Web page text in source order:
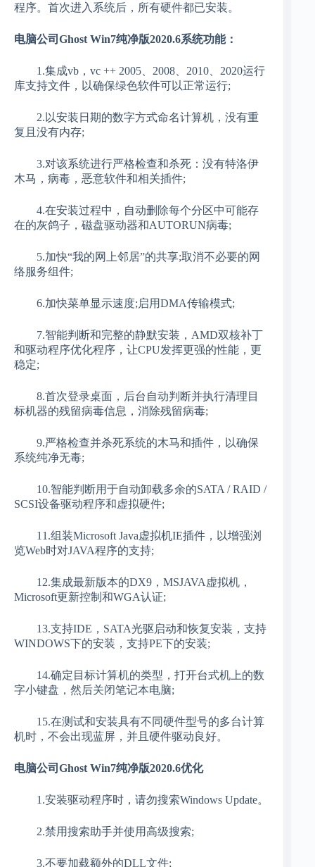
程序。首次进入系统后，所有硬件都已安装。
电脑公司Ghost Win7纯净版2020.6系统功能：
1.集成vb，vc ++ 2005、2008、2010、2020运行
库支持文件，以确保绿色软件可以正常运行;
2.以安装日期的数字方式命名计算机，没有重
复且没有内存;
3.对该系统进行严格检查和杀死：没有特洛伊
木马，病毒，恶意软件和相关插件;
4.在安装过程中，自动删除每个分区中可能存
在的灰鸽子，磁盘驱动器和AUTORUN病毒;
5.加快“我的网上邻居”的共享;取消不必要的网
络服务组件;
6.加快菜单显示速度;启用DMA传输模式;
7.智能判断和完整的静默安装，AMD双核补丁
和驱动程序优化程序，让CPU发挥更强的性能，更
稳定;
8.首次登录桌面，后台自动判断并执行清理目
标机器的残留病毒信息，消除残留病毒;
9.严格检查并杀死系统的木马和插件，以确保
系统纯净无毒;
10.智能判断用于自动卸载多余的SATA / RAID /
SCSI设备驱动程序和虚拟硬件;
11.组装Microsoft Java虚拟机IE插件，以增强浏
览Web时对JAVA程序的支持;
12.集成最新版本的DX9，MSJAVA虚拟机，
Microsoft更新控制和WGA认证;
13.支持IDE，SATA光驱启动和恢复安装，支持
WINDOWS下的安装，支持PE下的安装;
14.确定目标计算机的类型，打开台式机上的数
字小键盘，然后关闭笔记本电脑;
15.在测试和安装具有不同硬件型号的多台计算
机时，不会出现蓝屏，并且硬件驱动良好。
电脑公司Ghost Win7纯净版2020.6优化
1.安装驱动程序时，请勿搜索Windows Update。
2.禁用搜索助手并使用高级搜索;
3.不要加载额外的DLL文件;